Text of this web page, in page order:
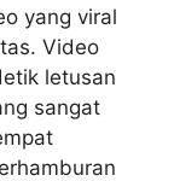
yang viral
Video
letusan
sangat